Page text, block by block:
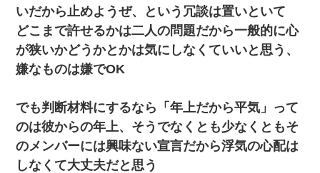
【報告者がキチ】嫁「妊娠した」俺『それじゃあ皆に祝ってもら
おう』友人達を家に連れ帰ってホームパーティー→俺『皆に祝え
てもらえて良かったな！』→
とっさに女児を捕まえたら変質者扱いされた。母親「あっち行っ
てよ！気持ち悪い！（ｼｯｼｯ」→ 後日、俺を見つけた母親がすっ飛
んできて・・・
いだから止めようぜ、という冗談は置いといて
どこまで許せるかは二人の問題だから一般的に心
が狭いかどうかとかは気にしなくていいと思う、
嫌なものは嫌でOK
でも判断材料にするなら「年上だから平気」って
のは彼からの年上、そうでなくとも少なくともそ
のメンバーには興味ない宣言だから浮気の心配は
しなくて大丈夫だと思う